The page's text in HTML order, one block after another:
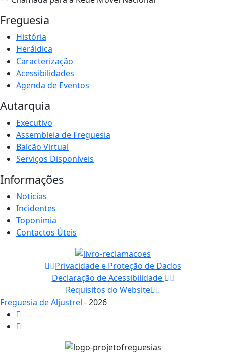
Freguesia
História
Heráldica
Caracterização
Acessibilidades
Agenda de Eventos
Autarquia
Executivo
Assembleia de Freguesia
Balcão Virtual
Serviços Disponíveis
Informações
Notícias
Incidentes
Toponímia
Contactos Úteis
Privacidade e Proteção de Dados
Declaração de Acessibilidade
Requisitos do Website
Freguesia de Aljustrel - 2026